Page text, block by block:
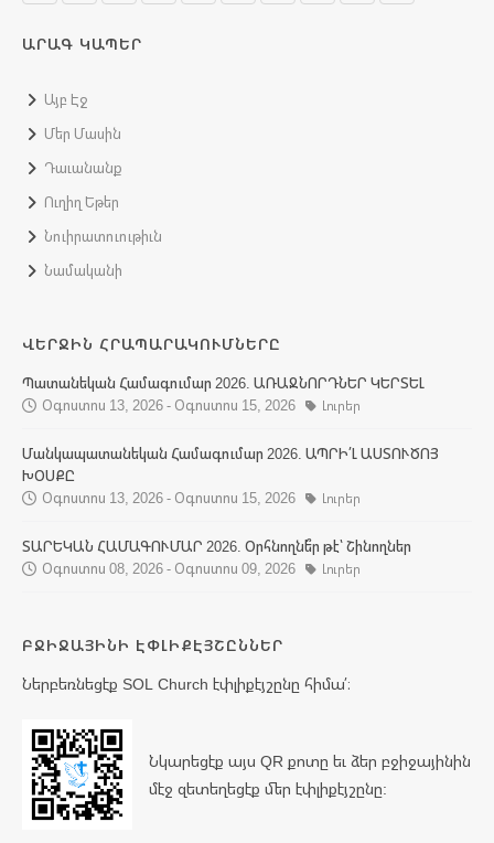
ԱՐԱԳ ԿԱՊԵՐ
Այբ Էջ
Մեր Մասին
Դաւանանք
Ուղիղ Եթեր
Նուիրատուութիւն
Նամականի
ՎԵՐՋԻՆ ՀՐԱՊԱՐԱԿՈՒՄՆԵՐԸ
Պատանեկան Համագումար 2026. ԱՌԱՋՆՈՐԴՆԵՐ ԿԵՐՏԵԼ
Օգոստոս 13, 2026 - Օգոստոս 15, 2026
Լուրեր
Մանկապատանեկան Համագումար 2026. ԱՊՐԻ՛Լ ԱՍՏՈՒԾՈՅ
ԽՕՍՔԸ
Օգոստոս 13, 2026 - Օգոստոս 15, 2026
Լուրեր
ՏԱՐԵԿԱՆ ՀԱՄԱԳՈՒՄԱՐ 2026. Օրհնողնե՞ր թէ՝ Շինողներ
Օգոստոս 08, 2026 - Օգոստոս 09, 2026
Լուրեր
ԲՋԻՋԱՅԻՆԻ ԷՓԼԻՔԷՅՇԸՆՆԵՐ
Ներբեռնեցէք SOL Church էփլիքէյշընը հիմա՛։
Նկարեցէք այս QR քոտը եւ ձեր բջիջայինին
մէջ զետեղեցէք մեր էփլիքէյշընը: